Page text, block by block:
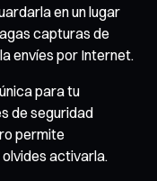
en un lugar
capturas de
envíes por Internet.
para tu
de seguridad
permite
activarla.